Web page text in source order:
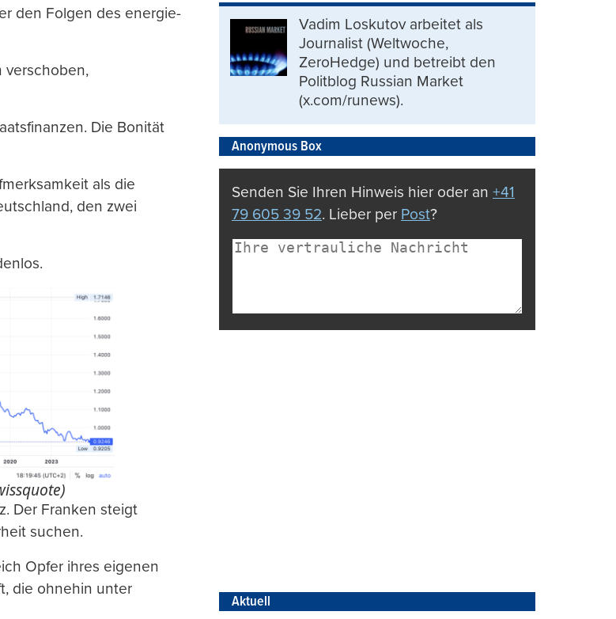
den Folgen des energie-
verschoben,
Die Bonität
als die
den zwei
Der Franken steigt
suchen.
Opfer ihres eigenen
die ohnehin unter
Vadim Loskutov arbeitet als
Journalist (Weltwoche,
ZeroHedge) und betreibt den
Politblog Russian Market
(x.com/runews).
Anonymous Box
Senden Sie Ihren Hinweis hier oder an +41
79 605 39 52. Lieber per Post?
Aktuell